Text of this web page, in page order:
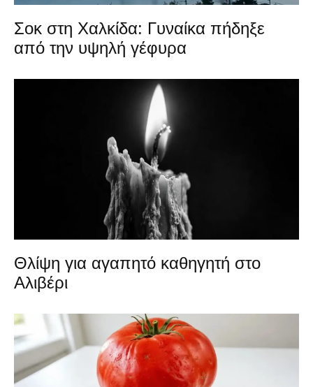
Σοκ στη Χαλκίδα: Γυναίκα πήδηξε
από την υψηλή γέφυρα
Θλίψη για αγαπητό καθηγητή στο
Αλιβέρι